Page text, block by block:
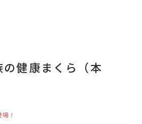
の健康まくら（本
！